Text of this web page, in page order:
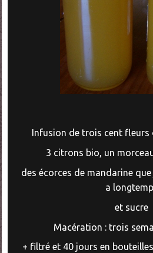
Infusion de trois cent fleurs
3 citrons bio, un
des écorces de mandarine
a
et sucre
Macération : trois
+ filtré et 40 jours en